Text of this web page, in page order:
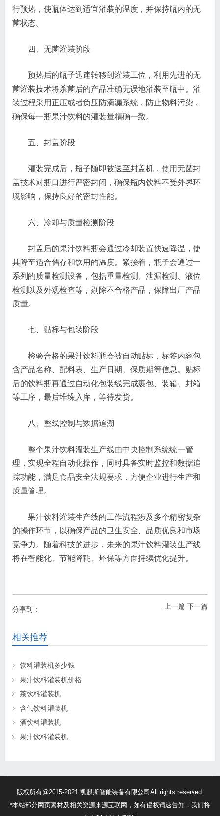
行预热，使瓶体达到适宜灌装的温度，并保持瓶内的无
菌状态。
四、无菌灌装阶段
预热后的瓶子迅速转移到灌装工位，利用先进的无
菌灌装技术将杀菌后的产品准确无误地灌装至瓶中。灌
装过程采用正压或者负压防滴漏系统，防止物料污染，
确保每一瓶果汁饮料的灌装量精确一致。
五、封盖阶段
灌装完成后，瓶子随即被送至封盖机，使用无菌封
盖技术对瓶口进行严密封闭，确保瓶内饮料不受外界环
境影响，保持良好的密封性能。
六、冷却与质量检测阶段
封盖后的果汁饮料瓶会通过冷却装置快速降温，使
其降至适合储存和饮用的温度。紧接着，瓶子会通过一
系列的质量检测设备，包括重量检测、泄漏检测、液位
检测以及外观检查等，剔除不合格产品，保障出厂产品
质量。
七、贴标与包装阶段
检验合格的果汁饮料瓶会被自动贴标，标签内容包
含产品名称、配料表、生产日期、保质期等信息。贴标
后的饮料瓶再通过自动化包装线完成裹包、装箱、封箱
等工序，最后堆垛入库，等待发货。
八、整线控制与数据追溯
整个果汁饮料灌装生产线由中央控制系统统一管
理，实现全程自动化操作，同时具备实时监控和数据追
踪功能，满足食品安全法规要求，方便企业进行生产和
质量管理。
果汁饮料灌装生产线的工作流程涉及多个精密复杂
的操作环节，以确保产品的卫生安全、品质优良和市场
竞争力。随着科技的进步，未来的果汁饮料灌装生产线
将在智能化、节能降耗、环保等方面持续优化提升。
上一篇 下一篇
分享到：
相关推荐
饮料灌装机多少钱
果汁饮料灌装机价格
茶饮料灌装机
含气饮料灌装机
酒饮料灌装机
果汁饮料灌装机
版权所有@2015-2021 凯麒斯智能装备有限公司All rights reserved.
*本站部分网页素材及相关资源来源互联网，如有侵权请速告知，我们将